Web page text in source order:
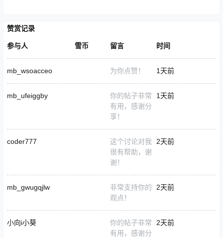
赞赏记录
参与人 雪币 留言 时间
mb_wsoacceo 为你点赞！ 1天前
mb_ufeiggby
你的帖子非常
有用，感谢分
享！
1天前
coder777
这个讨论对我
很有帮助，谢
谢！
2天前
mb_gwugqjlw
非常支持你的
观点！
2天前
小向i小葵
你的帖子非常
有用，感谢分
2天前